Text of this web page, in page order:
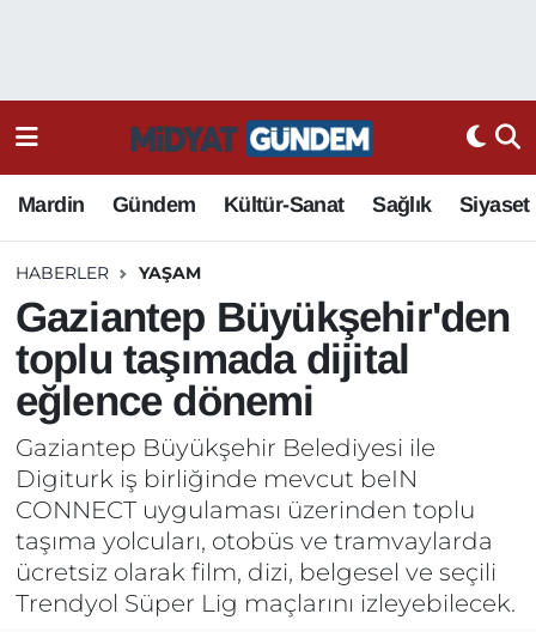
Mardin Gündem Kültür-Sanat Sağlık Siyaset
HABERLER YAŞAM
Gaziantep Büyükşehir'den
toplu taşımada dijital
eğlence dönemi
Gaziantep Büyükşehir Belediyesi ile
Digiturk iş birliğinde mevcut beIN
CONNECT uygulaması üzerinden toplu
taşıma yolcuları, otobüs ve tramvaylarda
ücretsiz olarak film, dizi, belgesel ve seçili
Trendyol Süper Lig maçlarını izleyebilecek.